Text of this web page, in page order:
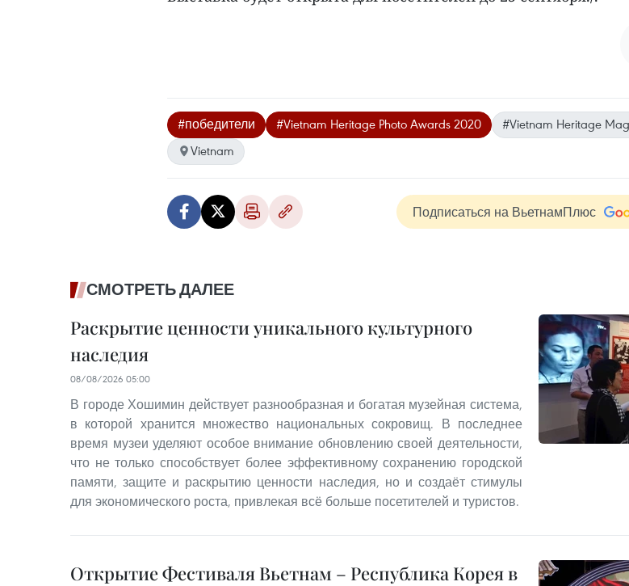
#победители #Vietnam Heritage Photo Awards 2020
#Vietnam Heritage
Vietnam
Подписаться на ВьетнамПлюс
СМОТРЕТЬ ДАЛЕЕ
Раскрытие ценности уникального культурного
наследия
08/08/2026 05:00
В городе Хошимин действует разнообразная и богатая музейная система,
в которой хранится множество национальных сокровищ. В последнее
время музеи уделяют особое внимание обновлению своей деятельности,
что не только способствует более эффективному сохранению городской
памяти, защите и раскрытию ценности наследия, но и создаёт стимулы
для экономического роста, привлекая всё больше посетителей и туристов.
Открытие Фестиваля Вьетнам – Республика Корея в